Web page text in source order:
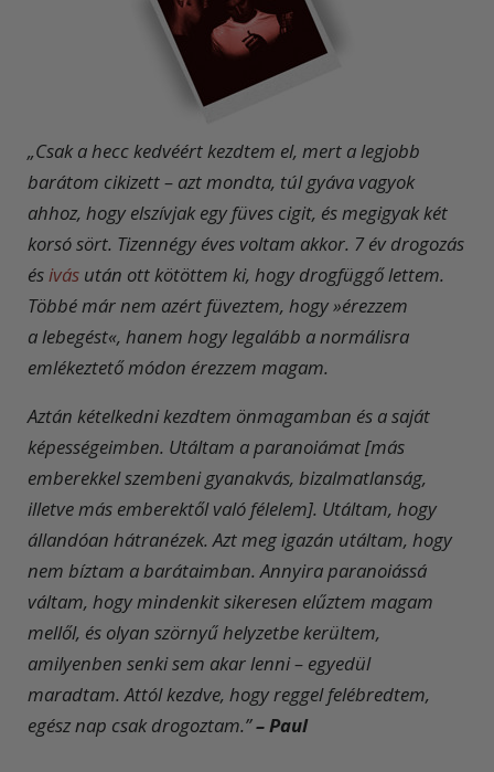
„Csak a hecc kedvéért kezdtem el, mert a legjobb
barátom cikizett – azt mondta, túl gyáva vagyok
ahhoz, hogy elszívjak egy füves cigit, és megigyak két
korsó sört. Tizennégy éves voltam akkor. 7 év drogozás
ésivás után ott kötöttem ki, hogy drogfüggő lettem.
Többé már nem azért füveztem, hogy »érezzem
a lebegést«, hanem hogy legalább a normálisra
emlékeztető módon érezzem magam.
Aztán kételkedni kezdtem önmagamban és a saját
képességeimben. Utáltam aparanoiámat[más
emberekkel szembeni gyanakvás, bizalmatlanság,
illetve más emberektől való félelem]. Utáltam, hogy
állandóan hátranézek. Azt meg igazán utáltam, hogy
nem bíztam a barátaimban. Annyira paranoiássá
váltam, hogy mindenkit sikeresen elűztem magam
mellől, és olyan szörnyű helyzetbe kerültem,
amilyenben senki sem akar lenni – egyedül
maradtam. Attól kezdve, hogy reggel felébredtem,
egész nap csak drogoztam.”– Paul